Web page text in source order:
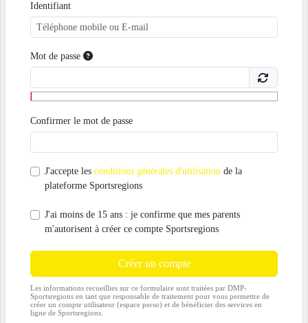
Identifiant
Mot de passe
Confirmer le mot de passe
J'accepte les conditions générales d'utilisation de la
plateforme Sportsregions
J'ai moins de 15 ans : je confirme que mes parents
m'autorisent à créer ce compte Sportsregions
Créer un compte
Les informations recueillies sur ce formulaire sont traitées par DMP-
Sportsregions en tant que responsable de traitement pour vous permettre de
créer un compte utilisateur (espace perso) et de bénéficier des services en
ligne de Sportsregions.